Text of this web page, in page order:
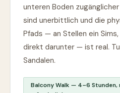
unteren Boden zugänglicher
sind unerbittlich und die
Pfads — an Stellen ein
direkt darunter — ist real.
Sandalen.
Balcony Walk — 4–6 Stunden,